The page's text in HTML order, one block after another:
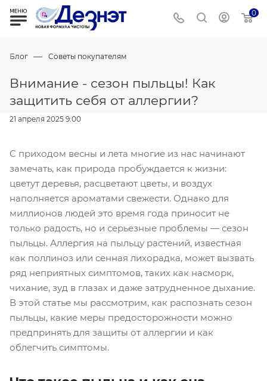
0
Блог — Советы покупателям
Внимание - сезон пыльцы! Как
защитить себя от аллергии?
21 апреля 2025 9:00
С приходом весны и лета многие из нас начинают
замечать, как природа пробуждается к жизни:
цветут деревья, расцветают цветы, и воздух
наполняется ароматами свежести. Однако для
миллионов людей это время года приносит не
только радость, но и серьезные проблемы — сезон
пыльцы. Аллергия на пыльцу растений, известная
как поллиноз или сенная лихорадка, может вызвать
ряд неприятных симптомов, таких как насморк,
чихание, зуд в глазах и даже затрудненное дыхание.
В этой статье мы рассмотрим, как распознать сезон
пыльцы, какие меры предосторожности можно
предпринять для защиты от аллергии и как
облегчить симптомы.